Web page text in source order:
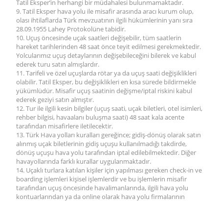
Tatil Eksper’in herhangi bir müdahalesi bulunmamaktadır.
9. Tatil Eksper hava yolu ile misafir arasında aracı kurum olup,
olası ihtilaflarda Türk mevzuatının ilgili hükümlerinin yanı sıra
28.09.1955 Lahey Protokolüne tabidir.
10. Uçuş öncesinde uçak saatleri değişebilir, tüm saatlerin
hareket tarihlerinden 48 saat önce teyit edilmesi gerekmektedir.
Yolcularımız uçuş detaylarının değişebileceğini bilerek ve kabul
ederek turu satın almışlardır.
11. Tarifeli ve özel uçuşlarda rötar ya da uçuş saati değişiklikleri
olabilir. Tatil Eksper, bu değişiklikleri en kısa sürede bildirmekle
yükümlüdür. Misafir uçuş saatinin değişme/iptal riskini kabul
ederek geziyi satın almıştır.
12. Tur ile ilgili kesin bilgiler (uçuş saati, uçak biletleri, otel isimleri,
rehber bilgisi, havaalanı buluşma saati) 48 saat kala acente
tarafından misafirlere iletilecektir.
13. Türk Hava yolları kuralları gereğince; gidiş-dönüş olarak satın
alınmış uçak biletlerinin gidiş uçuşu kullanılmadığı takdirde,
dönüş uçuşu hava yolu tarafından iptal edilebilmektedir. Diğer
havayollarında farklı kurallar uygulanmaktadır.
14. Uçaklı turlara katılan kişiler için yapılması gereken check-in ve
boarding işlemleri kişisel işlemlerdir ve bu işlemlerin misafir
tarafından uçuş öncesinde havalimanlarında, ilgili hava yolu
kontuarlarından ya da online olarak hava yolu firmalarının